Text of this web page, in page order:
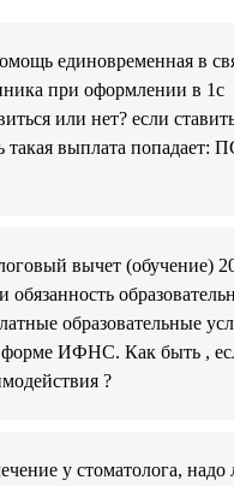
единовременная в
при оформлении в 1с
или нет? если
такая выплата попадает:
вычет (обучение)
образовательные
форме ИФНС. Как быть ,
?
у стоматолога, надо